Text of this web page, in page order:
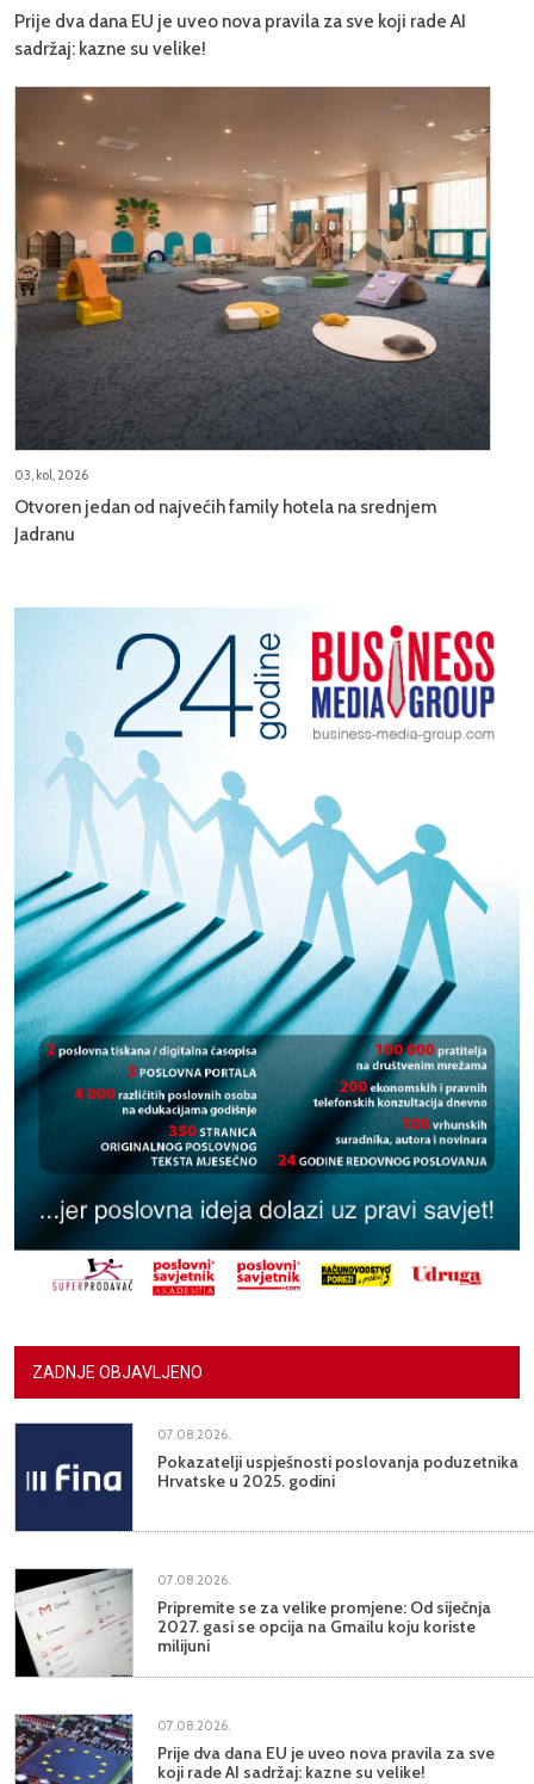
Prije dva dana EU je uveo nova pravila za sve koji rade AI
sadržaj: kazne su velike!
03, kol, 2026
Otvoren jedan od najvećih family hotela na srednjem
Jadranu
ZADNJE OBJAVLJENO
07.08.2026.
Pokazatelji uspješnosti poslovanja poduzetnika
Hrvatske u 2025. godini
07.08.2026.
Pripremite se za velike promjene: Od siječnja
2027. gasi se opcija na Gmailu koju koriste
milijuni
07.08.2026.
Prije dva dana EU je uveo nova pravila za sve
koji rade AI sadržaj: kazne su velike!